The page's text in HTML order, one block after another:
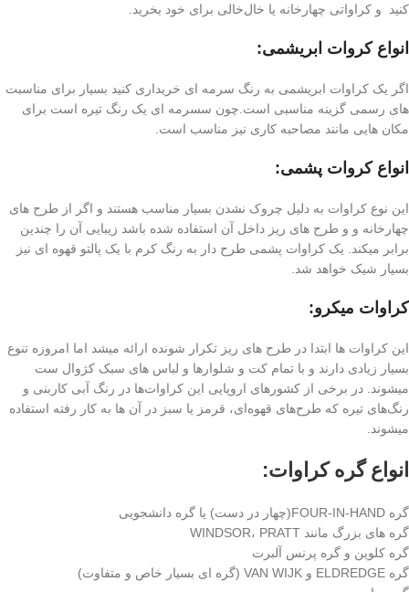
کنید و کراواتی چهارخانه یا خال‌خالی برای خود بخرید.
انواع کروات ابریشمی:
اگر یک کراوات ابریشمی به رنگ سرمه ای خریداری کنید بسیار برای مناسبت
های رسمی گزینه مناسبی است.چون سسرمه ای یک رنگ تیره است برای
مکان هایی مانند مصاحبه کاری نیز مناسب است.
انواع کروات پشمی:
این نوع کراوات به دلیل چروک نشدن بسیار مناسب هستند و اگر از طرح های
چهارخانه و و طرح های ریز داخل آن استفاده شده باشد زیبایی آن را چندین
برابر میکند. یک کراوات پشمی طرح دار به رنگ کرم با یک پالتو قهوه ای نیز
بسیار شیک خواهد شد.
کراوات میکرو:
این کراوات ها ابتدا در طرح های ریز تکرار شونده ارائه میشد اما امروزه تنوع
بسیار زیادی دارند و با تمام کت و شلوارها و لباس های سبک کژوال ست
میشوند. در برخی از کشورهای اروپایی این کراوات‌ها در رنگ آبی کاربنی و
رنگ‌های تیره که طرح‌های قهوه‌ای، قرمز یا سبز در آن ها به کار رفته استفاده
میشوند.
انواع گره کراوات:
گره FOUR-IN-HAND(چهار در دست) یا گره دانشجویی
گره های بزرگ مانند WINDSOR، PRATT
گره کلوین و گره پرنس آلبرت
گره ELDREDGE و VAN WIJK (گره ای بسیار خاص و متفاوت)